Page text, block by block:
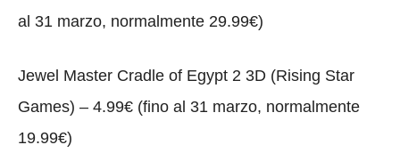
al 31 marzo, normalmente 29.99€)
Jewel Master Cradle of Egypt 2 3D (Rising Star
Games) – 4.99€ (fino al 31 marzo, normalmente
19.99€)